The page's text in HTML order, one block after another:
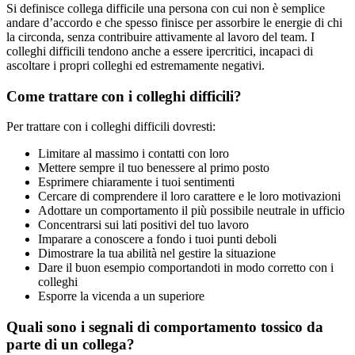
Si definisce collega difficile una persona con cui non è semplice
andare d’accordo e che spesso finisce per assorbire le energie di chi
la circonda, senza contribuire attivamente al lavoro del team. I
colleghi difficili tendono anche a essere ipercritici, incapaci di
ascoltare i propri colleghi ed estremamente negativi.
Come trattare con i colleghi difficili?
Per trattare con i colleghi difficili dovresti:
Limitare al massimo i contatti con loro
Mettere sempre il tuo benessere al primo posto
Esprimere chiaramente i tuoi sentimenti
Cercare di comprendere il loro carattere e le loro motivazioni
Adottare un comportamento il più possibile neutrale in ufficio
Concentrarsi sui lati positivi del tuo lavoro
Imparare a conoscere a fondo i tuoi punti deboli
Dimostrare la tua abilità nel gestire la situazione
Dare il buon esempio comportandoti in modo corretto con i
colleghi
Esporre la vicenda a un superiore
Quali sono i segnali di comportamento tossico da
parte di un collega?